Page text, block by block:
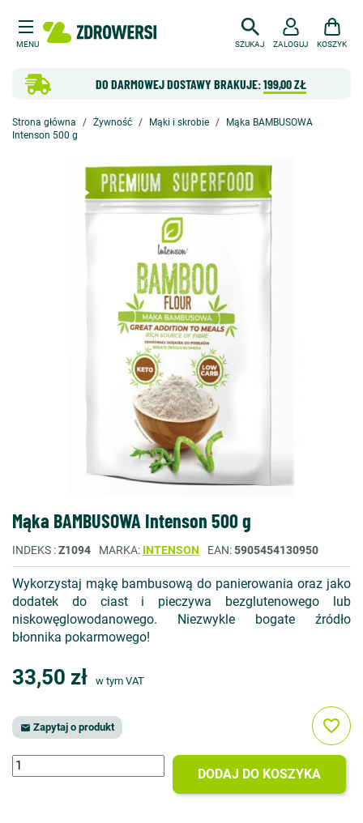
MENU SZUKAJ
DO DARMOWEJ DOSTAWY BRAKUJE:199,00 ZŁ
ZALOGUJ KOSZYK
Strona główna Żywność Mąki i skrobie
Mąka BAMBUSOWA
Intenson 500 g
Mąka BAMBUSOWA Intenson 500 g
INDEKS Z1094 MARKA INTENSON EAN 5905454130950
Wykorzystaj mąkę bambusową do panierowania oraz jako
dodatek do ciast i pieczywa bezglutenowego lub
niskowęglowodanowego. Niezwykle bogate źródło
błonnika pokarmowego!
33,50 zł w tym VAT
 Zapytaj o produkt
DODAJ DO KOSZYKA
favorite_border